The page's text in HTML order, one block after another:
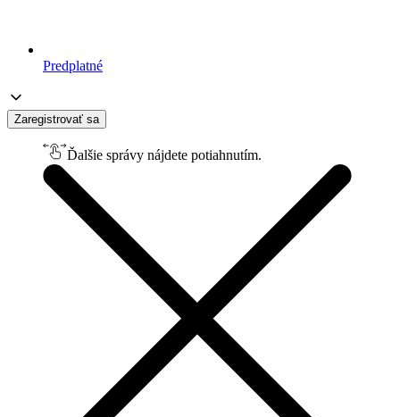
Predplatné
Zaregistrovať sa
Ďalšie správy nájdete potiahnutím.